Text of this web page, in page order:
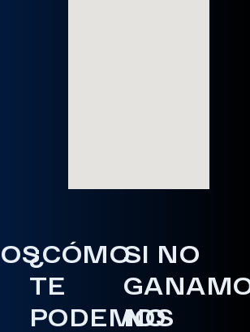
¿CÓMO
TE
PODEMOS
SI NO
NO